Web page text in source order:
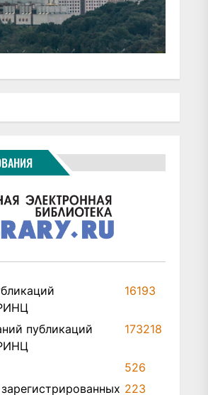
16193
публикаций
173218
526
223